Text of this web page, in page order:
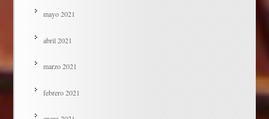
mayo 2021
abril 2021
marzo 2021
febrero 2021